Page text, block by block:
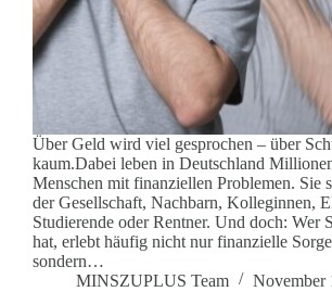
Über Geld wird viel gesprochen – über
kaum.Dabei leben in Deutschland
Menschen mit finanziellen Problemen. Sie
der Gesellschaft, Nachbarn, Kolleginnen,
Studierende oder Rentner. Und doch: Wer
hat, erlebt häufig nicht nur finanzielle
sondern…
MINSZUPLUS Team
November